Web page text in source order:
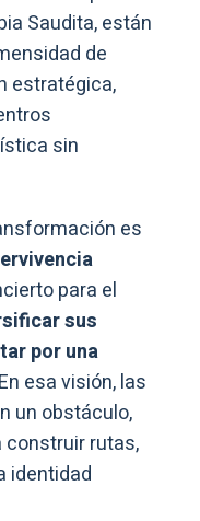
Saudita, están
de
estratégica,
sin
es
para el
sus
por una
esa visión, las
un obstáculo,
rutas,
identidad